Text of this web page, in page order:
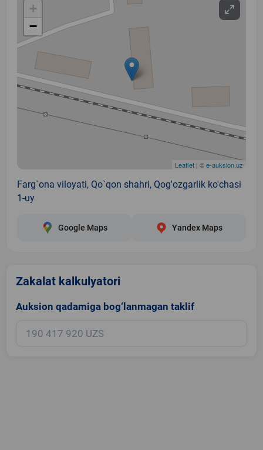
+
−
Leaflet | ©e-auksion.uz
Farg`ona viloyati, Qo`qon shahri, Qog'ozgarlik ko'chasi
1-uy
Google Maps Yandex Maps
Zakalat kalkulyatori
Auksion qadamiga bog‘lanmagan taklif